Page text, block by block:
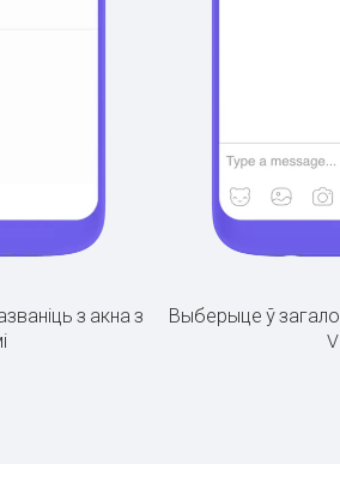
з акна з
Выберыце ў